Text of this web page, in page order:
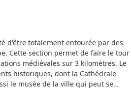
d'être totalement entourée par des
Cette section permet de faire le tour
médiévales sur 3 kilomètres. Le
historiques, dont la Cathédrale
le musée de la ville qui peut se